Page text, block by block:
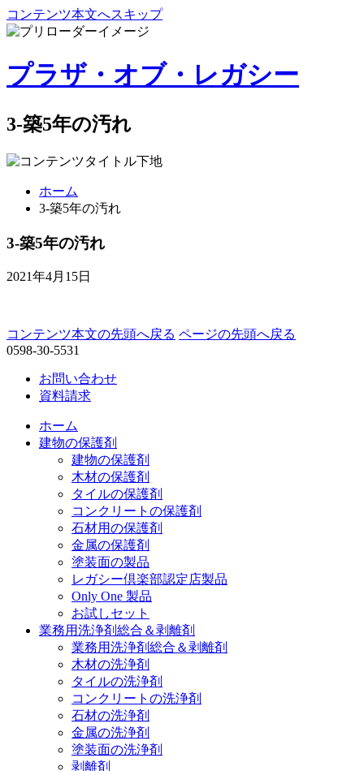
コンテンツ本文へスキップ
プラザ・オブ・レガシー
3-築5年の汚れ
ホーム
3-築5年の汚れ
3-築5年の汚れ
2021年4月15日
コンテンツ本文の先頭へ戻る ページの先頭へ戻る
0598-30-5531
お問い合わせ
資料請求
ホーム
建物の保護剤
建物の保護剤
木材の保護剤
タイルの保護剤
コンクリートの保護剤
石材用の保護剤
金属の保護剤
塗装面の製品
レガシー倶楽部認定店製品
Only One 製品
お試しセット
業務用洗浄剤総合＆剥離剤
業務用洗浄剤総合＆剥離剤
木材の洗浄剤
タイルの洗浄剤
コンクリートの洗浄剤
石材の洗浄剤
金属の洗浄剤
塗装面の洗浄剤
剥離剤